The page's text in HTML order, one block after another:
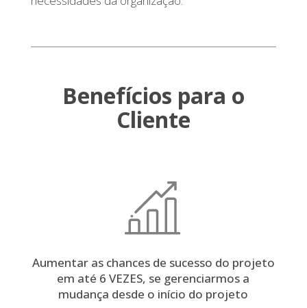
Benefícios para o
Cliente
Aumentar as chances de sucesso do projeto
em até 6 VEZES, se gerenciarmos a
mudança desde o início do projeto